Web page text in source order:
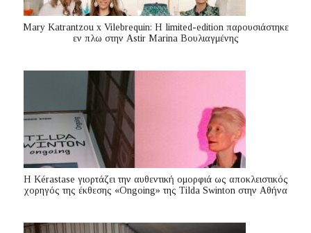
Mary Katrantzou x Vilebrequin: Η limited-edition παρουσιάστηκε
εν πλω στην Astir Marina Βουλιαγμένης
Η Kérastase γιορτάζει την αυθεντική ομορφιά ως αποκλειστικός
χορηγός της έκθεσης «Ongoing» της Tilda Swinton στην Αθήνα